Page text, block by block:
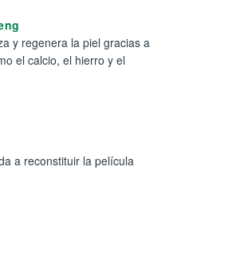
y regenera la piel gracias a
el calcio, el hierro y el
a reconstituir la película